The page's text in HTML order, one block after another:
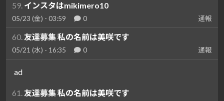
59. インスタはmikimero10
05/23 (金) - 03:59 0 通報
60. 友達募集 私の名前は美咲です
05/21 (水) - 16:35 0 通報
ad
61. 友達募集 私の名前は美咲です